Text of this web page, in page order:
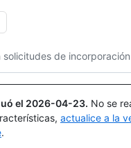
solicitudes de
el 2026-04-23. No se
actualice a la
.